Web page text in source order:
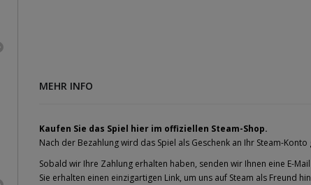
MEHR INFO
Kaufen Sie das Spiel hier im offiziellen Steam-Shop.
Nach der Bezahlung wird das Spiel als Geschenk an Ihr Steam-Konto
Sobald wir Ihre Zahlung erhalten haben, senden wir Ihnen eine E-
Sie erhalten einen einzigartigen Link, um uns auf Steam als Freund